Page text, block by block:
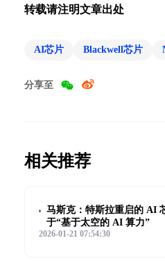
转载请注明文章出处
AI芯片 Blackwell芯片
分享至
相关推荐
马斯克：特斯拉重启的 AI
于“基于太空的 AI 算力”
2026-01-21 07:54:30